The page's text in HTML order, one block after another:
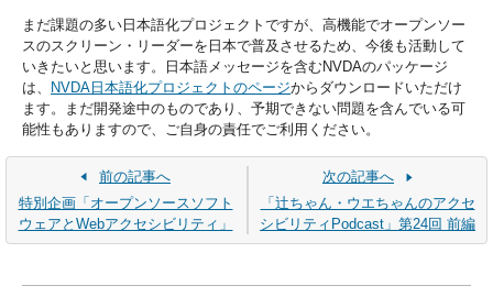
まだ課題の多い日本語化プロジェクトですが、高機能でオープンソー
スのスクリーン・リーダーを日本で普及させるため、今後も活動して
いきたいと思います。日本語メッセージを含むNVDAのパッケージ
は、
NVDA日本語化プロジェクトのページからダウンロードいただけ
ます。まだ開発途中のものであり、予期できない問題を含んでいる可
能性もありますので、ご自身の責任でご利用ください。
前の記事へ
特別企画「オープンソースソフト
ウェアとWebアクセシビリティ」
次の記事へ
「辻ちゃん・ウエちゃんのアクセ
シビリティPodcast」第24回 前編